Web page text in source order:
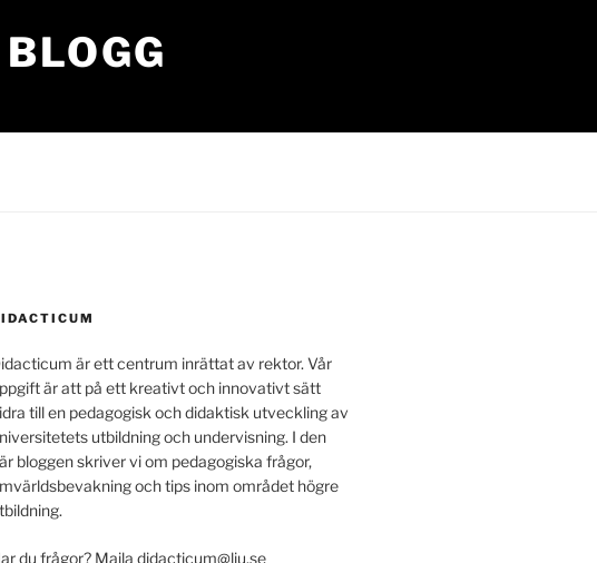
är ett centrum inrättat av rektor. Vår
är att på ett kreativt och innovativt sätt
till en pedagogisk och didaktisk utveckling av
utbildning och undervisning. I den
bloggen skriver vi om pedagogiska frågor,
och tips inom området högre
du frågor? Maila didacticum@liu.se